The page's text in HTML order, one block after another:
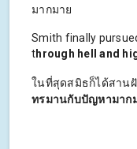
มากมาย
Smith finally
through hell and
ในที่สุดสมิธก็ได้สาน
ทรมานกับปัญหามาก